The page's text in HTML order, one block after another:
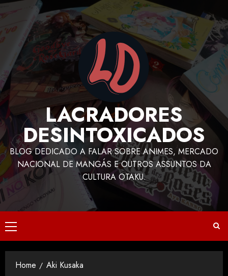
LACRADORES
DESINTOXICADOS
BLOG DEDICADO A FALAR SOBRE ANIMES, MERCADO
NACIONAL DE MANGÁS E OUTROS ASSUNTOS DA
CULTURA OTAKU.
Home Aki Kusaka